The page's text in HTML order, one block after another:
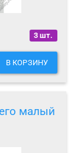
3 шт.
В КОРЗИНУ
малый